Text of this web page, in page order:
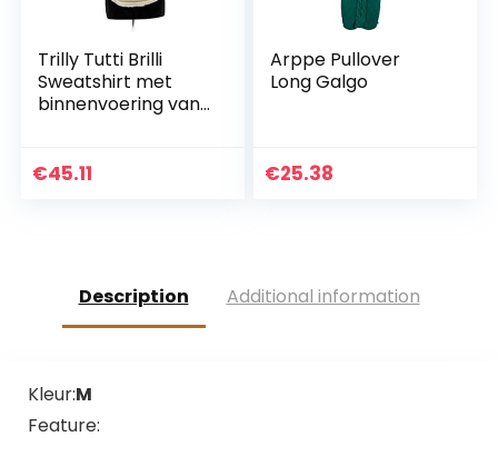
Trilly Tutti Brilli
Sweatshirt met
binnenvoering van
€45.11
Arppe Pullover
Long Galgo
€25.38
Description Additional information
Kleur:M
Feature: